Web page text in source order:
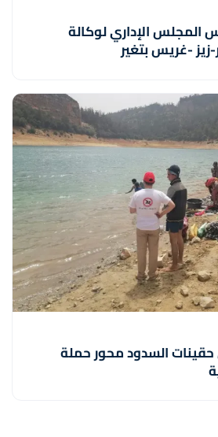
المجلس الإداري لوكالة
-غريس بتغير
السدود محور حملة